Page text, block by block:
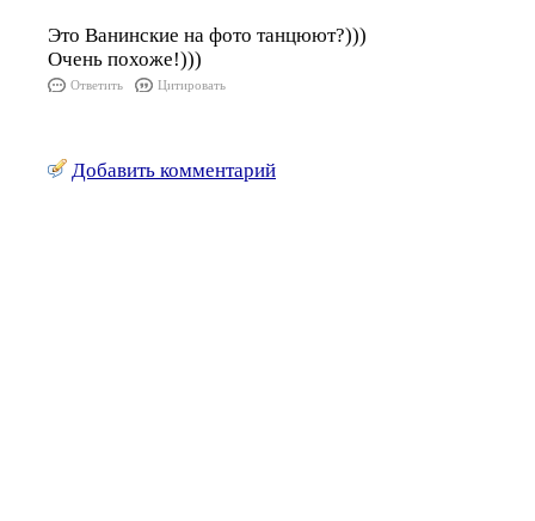
Это Ванинские на фото танцюют?)))
Очень похоже!)))
Ответить Цитировать
Добавить комментарий